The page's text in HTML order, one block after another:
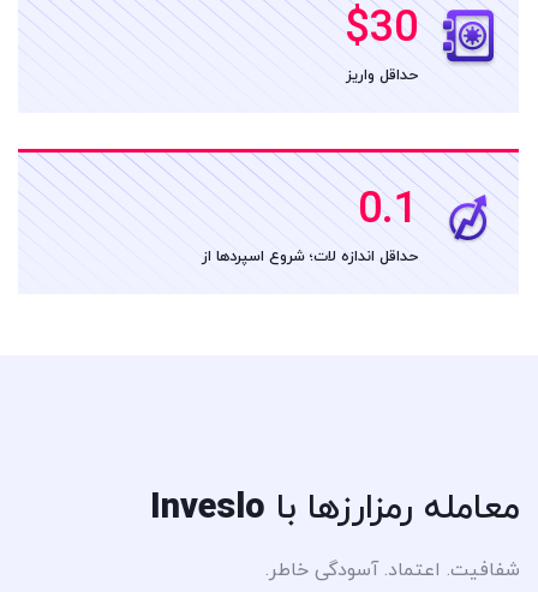
$30
حداقل واریز
0.1
حداقل اندازه لات؛ شروع اسپردها از
معامله رمزارزها با Inveslo
شفافیت. اعتماد. آسودگی خاطر.